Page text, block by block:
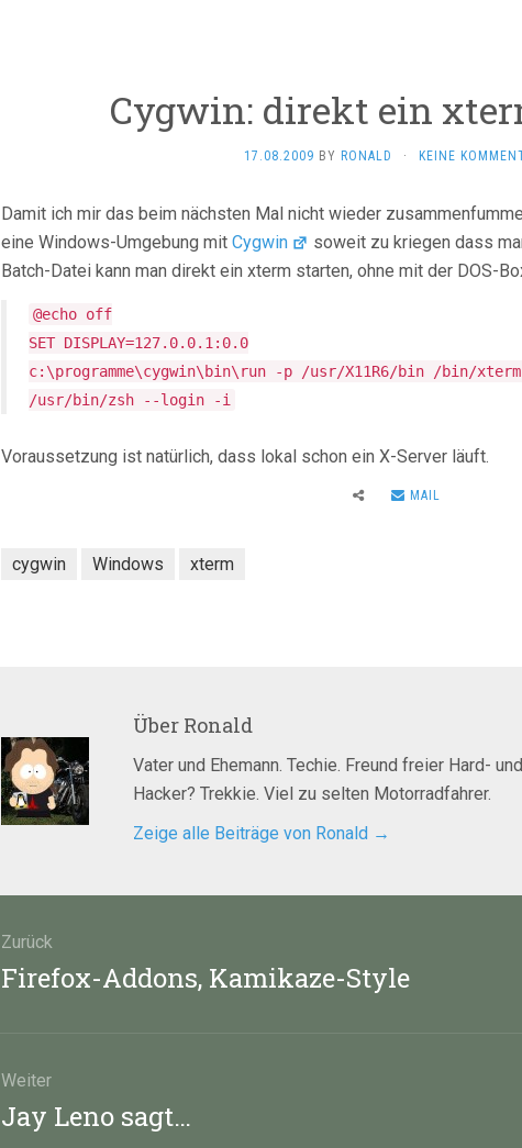
Cygwin: direkt ein
17.08.2009 BY RONALD · KEINE
Damit ich mir das beim nächsten Mal nicht wieder
eine Windows-Umgebung mit Cygwin
soweit zu kriegen dass
Batch-Datei kann man direkt ein xterm starten, ohne mit der DOS-
@echo off
SET DISPLAY=127.0.0.1:0.0
c:\programme\cygwin\bin\run -p /usr/X11R6/bin /bin/
/usr/bin/zsh --login -i
Voraussetzung ist natürlich, dass lokal schon ein X-Server läuft.
MAIL
cygwin Windows xterm
Über Ronald
Vater und Ehemann. Techie. Freund freier Hard-
Hacker? Trekkie. Viel zu selten Motorradfahrer.
Zeige alle Beiträge von Ronald →
Zurück
Vorheriger
Firefox-Addons, Kamikaze-Style
Weiter
Nächster
Beitrag:
Jay Leno sagt…